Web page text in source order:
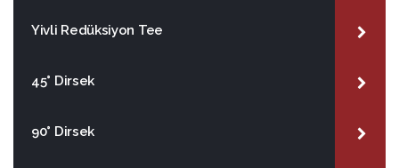
Yivli Redüksiyon Tee
45° Dirsek
90° Dirsek